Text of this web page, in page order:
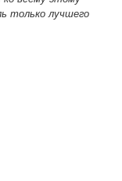
только лучшего